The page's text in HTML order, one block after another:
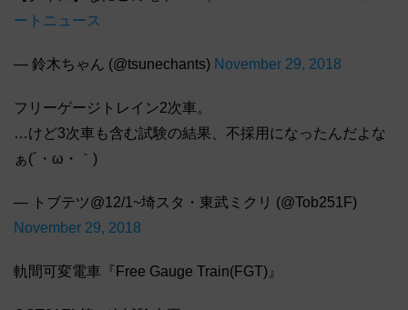
ートニュース
— 鈴木ちゃん (@tsunechants) November 29, 2018
フリーゲージトレイン2次車。
…けど3次車も含む試験の結果、不採用になったんだよな
ぁ(´・ω・｀)
— トブテツ@12/1~埼スタ・東武ミクリ (@Tob251F)
November 29, 2018
軌間可変電車『Free Gauge Train(FGT)』